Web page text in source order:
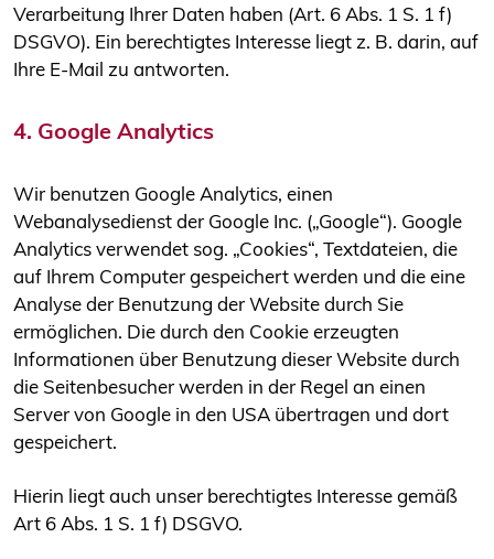
Verarbeitung Ihrer Daten haben (Art. 6 Abs. 1 S. 1 f)
DSGVO). Ein berechtigtes Interesse liegt z. B. darin, auf
Ihre E-Mail zu antworten.
4. Google Analytics
Wir benutzen Google Analytics, einen
Webanalysedienst der Google Inc. („Google“). Google
Analytics verwendet sog. „Cookies“, Textdateien, die
auf Ihrem Computer gespeichert werden und die eine
Analyse der Benutzung der Website durch Sie
ermöglichen. Die durch den Cookie erzeugten
Informationen über Benutzung dieser Website durch
die Seitenbesucher werden in der Regel an einen
Server von Google in den USA übertragen und dort
gespeichert.
Hierin liegt auch unser berechtigtes Interesse gemäß
Art 6 Abs. 1 S. 1 f) DSGVO.